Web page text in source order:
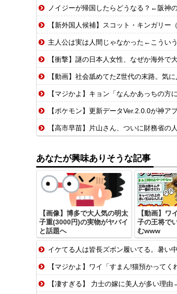
ノイジーが帰国したらどうなる？←阪神
【新外国人候補】スコット・キンガリー（30歳）
主人公は実は人間じゃなかった←こうい
【衝撃】謎の日本人女性、なぜか海外で
【動画】社会舐めてたZ世代の末路。気
【マジかよ】キョン「なんかあっちの方
【ポケモン】更新データVer.2.0.0が神ア
【高市早苗】片山さん、ついに財務省の
あなたが興味ありそうな記事
【画像】博多で大人気の明太
子重(3000円)の実物がヤバイ
と話題へ
【動画】ワ
子の王将で
むwww
イケてる人は皆長ズボン履いてる。暑い
【マジかよ】ワイ「すまん!猫預かって
【凄すぎる】 力士の嫁に美人が多い理